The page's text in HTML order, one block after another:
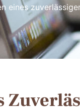
eines